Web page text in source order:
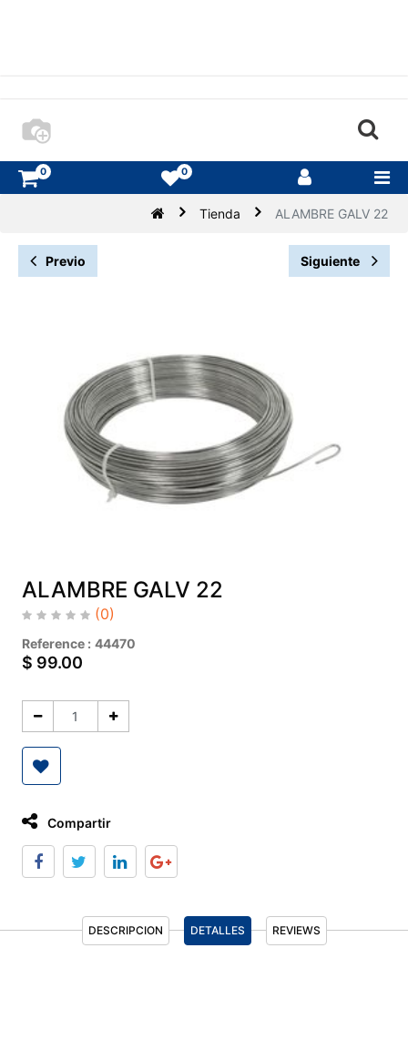
0 0
Tienda ALAMBRE GALV 22
Previo Siguiente
ALAMBRE GALV 22
(0)
Reference : 44470
$ 99.00
Compartir
DESCRIPCION DETALLES REVIEWS